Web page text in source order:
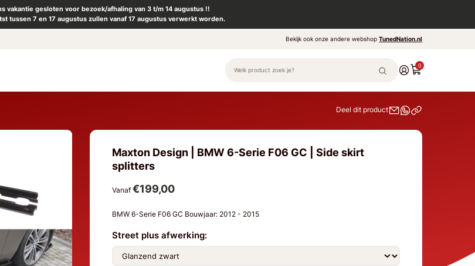
vakantie gesloten voor bezoek/afhaling van 3 t/m 14 augustus !!
tussen 7 en 17 augustus zullen vanaf 17 augustus verwerkt worden.
Bekijk ook onze andere webshopTunedNation.nl
0
Deel dit product
Maxton Design | BMW 6-Serie F06 GC | Side skirt
splitters
Vanaf €199,00
BMW 6-Serie F06 GC Bouwjaar: 2012 - 2015
Street plus afwerking: